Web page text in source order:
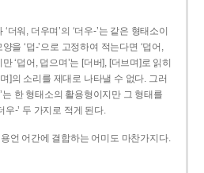
‘더워, 더우며’의 ‘더우-­’는 같은 형태소이
을 ‘덥-­’으로 고정하여 적는다면 ‘덥어,
‘덥어, 덥으며’는 [더버], [더브며]로 읽히
]의 소리를 제대로 나타낼 수 없다. 그러
는 한 형태소의 활용형이지만 그 형태를
우-’ 두 가지로 적게 된다.
언 어간에 결합하는 어미도 마찬가지다.